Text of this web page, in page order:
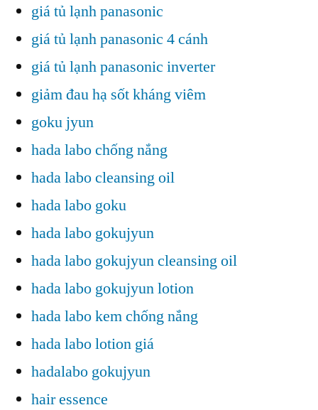
giá tủ lạnh panasonic
giá tủ lạnh panasonic 4 cánh
giá tủ lạnh panasonic inverter
giảm đau hạ sốt kháng viêm
goku jyun
hada labo chống nắng
hada labo cleansing oil
hada labo goku
hada labo gokujyun
hada labo gokujyun cleansing oil
hada labo gokujyun lotion
hada labo kem chống nắng
hada labo lotion giá
hadalabo gokujyun
hair essence